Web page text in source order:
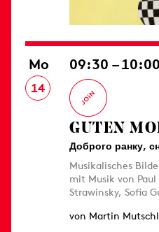
Mo
14
09:30 – 10:00
GUTEN
Доброго ранку,
Musikalisches
mit Musik von
Strawinsky, Sofia
von Martin